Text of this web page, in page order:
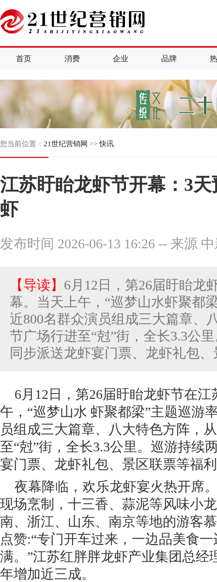
首页 消费 企业 品牌
您当前位置： 21世纪营销网 >>快讯
江苏盱眙龙虾节开幕：3
虾
发布时间 2026-06-13 16:26 -- 来源
【导读】 6月12日，第26届盱眙龙
幕。当天上午，“巡梦山水虾聚都
近800名群众演员组成三大篇章、
节广场行进至“尅”街，全长3.3公
同步派送龙虾宴门票、龙虾礼包、
6月12日，第26届盱眙龙虾节在
午，“巡梦山水 虾聚都梁”主题巡游
员组成三大篇章、八大特色方阵，
至“尅”街，全长3.3公里。巡游持续
宴门票、龙虾礼包、景区联票等福
夜幕降临，欢乐龙虾宴火热开席
现场烹制，十三香、蒜泥等风味小
南、浙江、山东、南京等地的游客
点赞:“专门开车过来，一边品美食
满。”江苏红胖胖龙虾产业集团总经
年增加近三成。